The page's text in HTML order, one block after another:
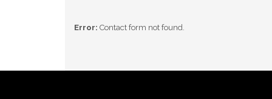
Error: Contact form not found.